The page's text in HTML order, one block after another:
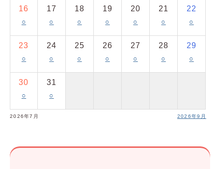
16
○
17
○
18
○
19
○
20
○
21
○
22
○
23
○
24
○
25
○
26
○
27
○
28
○
29
○
30
○
31
○
2026年7月 2026年9月